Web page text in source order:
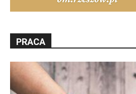
PRACA